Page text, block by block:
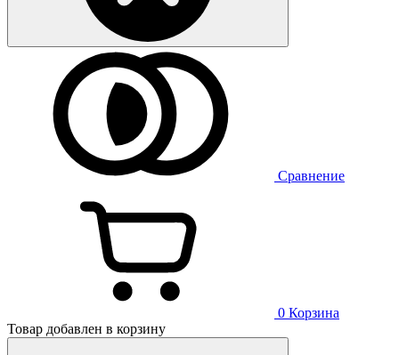
Сравнение
0 Корзина
Товар добавлен в корзину